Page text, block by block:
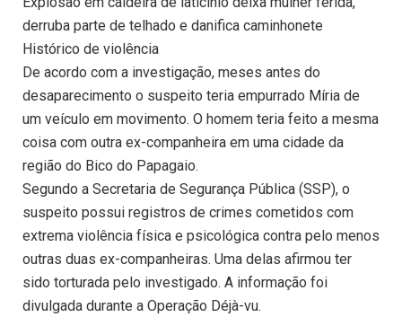
derruba parte de telhado e danifica caminhonete
Histórico de violência
De acordo com a investigação, meses antes do
desaparecimento o suspeito teria empurrado Míria de
um veículo em movimento. O homem teria feito a mesma
coisa com outra ex-companheira em uma cidade da
região do Bico do Papagaio.
Segundo a Secretaria de Segurança Pública (SSP), o
suspeito possui registros de crimes cometidos com
extrema violência física e psicológica contra pelo menos
outras duas ex-companheiras. Uma delas afirmou ter
sido torturada pelo investigado. A informação foi
divulgada durante a Operação Déjà-vu.